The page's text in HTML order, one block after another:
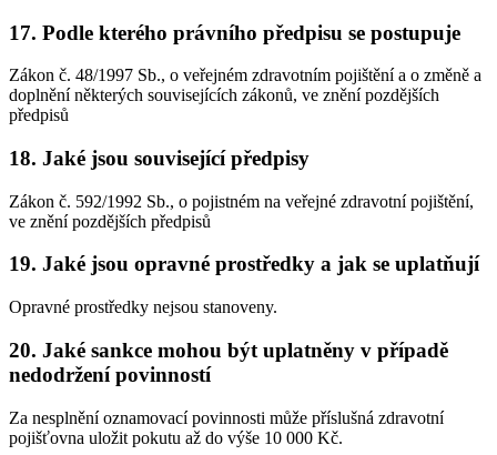
17. Podle kterého právního předpisu se postupuje
Zákon č. 48/1997 Sb., o veřejném zdravotním pojištění a o změně a
doplnění některých souvisejících zákonů, ve znění pozdějších
předpisů
18. Jaké jsou související předpisy
Zákon č. 592/1992 Sb., o pojistném na veřejné zdravotní pojištění,
ve znění pozdějších předpisů
19. Jaké jsou opravné prostředky a jak se uplatňují
Opravné prostředky nejsou stanoveny.
20. Jaké sankce mohou být uplatněny v případě
nedodržení povinností
Za nesplnění oznamovací povinnosti může příslušná zdravotní
pojišťovna uložit pokutu až do výše 10 000 Kč.